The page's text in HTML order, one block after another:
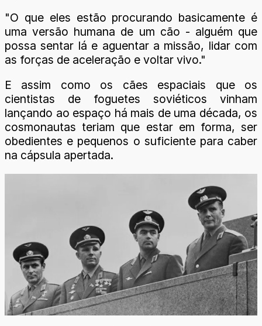
"O que eles estão procurando basicamente é
uma versão humana de um cão - alguém que
possa sentar lá e aguentar a missão, lidar com
as forças de aceleração e voltar vivo."
E assim como os cães espaciais que os
cientistas de foguetes soviéticos vinham
lançando ao espaço há mais de uma década, os
cosmonautas teriam que estar em forma, ser
obedientes e pequenos o suficiente para caber
na cápsula apertada.